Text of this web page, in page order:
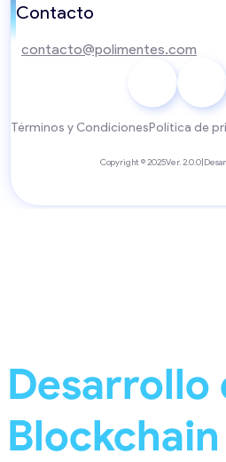
Contacto
contacto@polimentes.com
Términos y CondicionesPolítica de
Copyright © 2025Ver. 2.0.0|
Desarrollo
Blockchain